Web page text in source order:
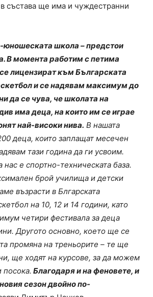
състава ще има и чуждестранни
юношеската школа – предстои
В момента работим с петима
лицензират към Българската
и се надявам максимум до
да се чува, че школата на
има деца, на които им се играе
най-високи нива. В нашата
деца, които заплащат месечен
тази година да ги усвоим.
е спортно-техническата база.
брой училища и детски
възрасти в Блгарската
на 10, 12 и 14 години, като
четири фестивала за деца
Другото основно, което ще се
промяна на треньорите – те ще
ще ходят на курсове, за да можем
посока. Благодаря и на феновете, и
сезон двойно по-